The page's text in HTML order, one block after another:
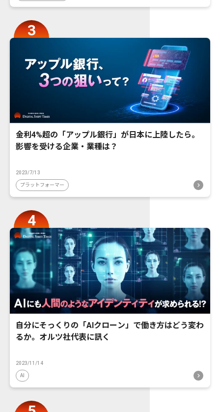
金利4%超の「アップル銀行」が日本に上陸したら。
影響を受ける企業・業種は？
2023/7/13
プラットフォーマー
自分にそっくりの「AIクローン」で働き方はどう変わ
るか。オルツ社代表に訊く
2023/11/14
AI